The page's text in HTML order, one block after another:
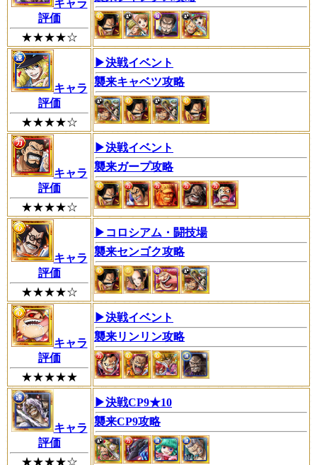
キャラ
評価
★★★★☆
キャラ
評価
★★★★☆
▶︎決戦イベント
襲来キャベツ攻略
キャラ
評価
★★★★☆
▶︎決戦イベント
襲来ガープ攻略
キャラ
評価
★★★★☆
▶︎コロシアム・闘技場
襲来センゴク攻略
キャラ
評価
★★★★★
▶︎決戦イベント
襲来リンリン攻略
キャラ
評価
★★★★☆
▶︎決戦CP9★10
襲来CP9攻略